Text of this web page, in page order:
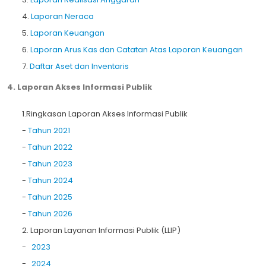
4. Laporan Neraca
5. Laporan Keuangan
6. Laporan Arus Kas dan Catatan Atas Laporan Keuangan
7. Daftar Aset dan Inventaris
4. Laporan Akses Informasi Publik
1.Ringkasan Laporan Akses Informasi Publik
- Tahun 2021
- Tahun 2022
- Tahun 2023
- Tahun 2024
- Tahun 2025
- Tahun 2026
2. Laporan Layanan Informasi Publik (LLIP)
- 2023
- 2024